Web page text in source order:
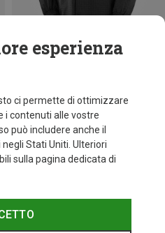
esperienza
ci permette di ottimizzare
i contenuti alle vostre
può includere anche il
Stati Uniti. Ulteriori
sulla pagina dedicata di